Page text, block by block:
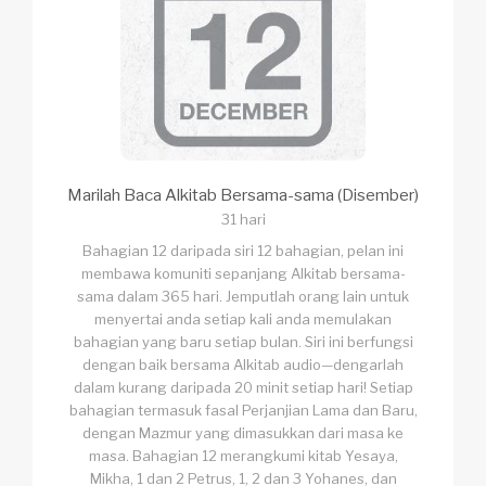
Marilah Baca Alkitab Bersama-sama (Disember)
31 hari
Bahagian 12 daripada siri 12 bahagian, pelan ini
membawa komuniti sepanjang Alkitab bersama-
sama dalam 365 hari. Jemputlah orang lain untuk
menyertai anda setiap kali anda memulakan
bahagian yang baru setiap bulan. Siri ini berfungsi
dengan baik bersama Alkitab audio—dengarlah
dalam kurang daripada 20 minit setiap hari! Setiap
bahagian termasuk fasal Perjanjian Lama dan Baru,
dengan Mazmur yang dimasukkan dari masa ke
masa. Bahagian 12 merangkumi kitab Yesaya,
Mikha, 1 dan 2 Petrus, 1, 2 dan 3 Yohanes, dan